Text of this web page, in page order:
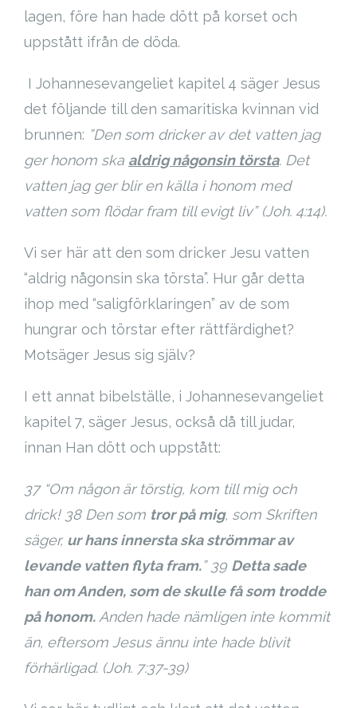
lagen, före han hade dött på korset och
uppstått ifrån de döda.
I Johannesevangeliet kapitel 4 säger Jesus
det följande till den samaritiska kvinnan vid
brunnen: ”Den som dricker av det vatten jag
ger honom ska aldrig någonsin törsta. Det
vatten jag ger blir en källa i honom med
vatten som flödar fram till evigt liv” (Joh. 4:14).
Vi ser här att den som dricker Jesu vatten
“aldrig någonsin ska törsta”. Hur går detta
ihop med “saligförklaringen” av de som
hungrar och törstar efter rättfärdighet?
Motsäger Jesus sig själv?
I ett annat bibelställe, i Johannesevangeliet
kapitel 7, säger Jesus, också då till judar,
innan Han dött och uppstått:
37“Om någon är törstig, kom till mig och
drick! 38 Den som tror på mig, som Skriften
säger, ur hans innersta ska strömmar av
levande vatten flyta fram.” 39 Detta sade
han om Anden, som de skulle få som trodde
på honom. Anden hade nämligen inte kommit
än, eftersom Jesus ännu inte hade blivit
förhärligad. (Joh. 7:37-39)